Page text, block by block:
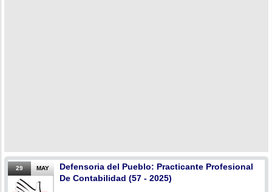
29 MAY
Defensoria del Pueblo: Practicante Profesional
De Contabilidad (57 - 2025)